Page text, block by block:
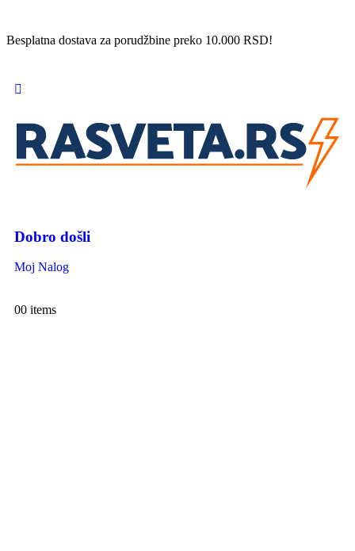
Besplatna dostava za porudžbine preko 10.000 RSD!
Dobro došli
Moj Nalog
00 items